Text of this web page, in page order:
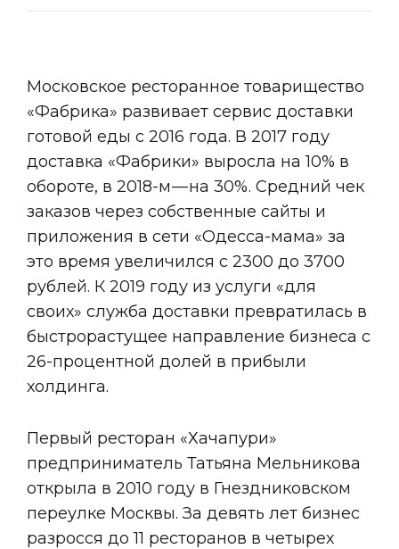
Московское ресторанное товарищество
«Фабрика» развивает сервис доставки
готовой еды с 2016 года. В 2017 году
доставка «Фабрики» выросла на 10% в
обороте, в 2018-м — на 30%. Средний чек
заказов через собственные сайты и
приложения в сети «Одесса-мама» за
это время увеличился с 2300 до 3700
рублей. К 2019 году из услуги «для
своих» служба доставки превратилась в
быстрорастущее направление бизнеса с
26-процентной долей в прибыли
холдинга.
Первый ресторан «Хачапури»
предприниматель Татьяна Мельникова
открыла в 2010 году в Гнездниковском
переулке Москвы. За девять лет бизнес
разросся до 11 ресторанов в четырех